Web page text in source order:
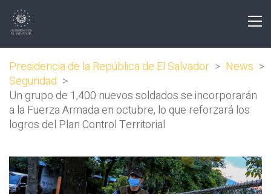
Presidencia de la República de El Salvador > News >
Seguridad >
Un grupo de 1,400 nuevos soldados se incorporarán
a la Fuerza Armada en octubre, lo que reforzará los
logros del Plan Control Territorial